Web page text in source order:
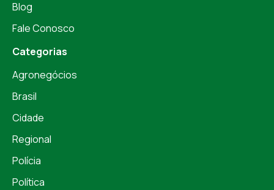
Blog
Fale Conosco
Categorias
Agronegócios
Brasil
Cidade
Regional
Polícia
Política